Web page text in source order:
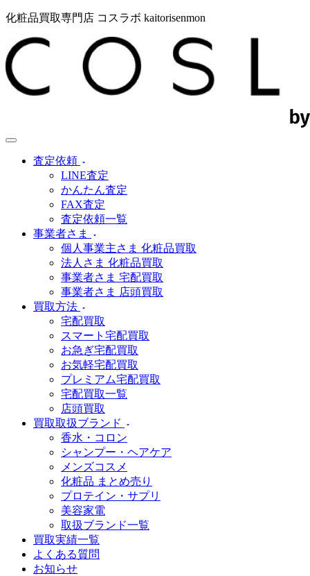
化粧品買取専門店 コスラボ kaitorisenmon
査定依頼
LINE査定
かんたん査定
FAX査定
査定依頼一覧
事業者さま
個人事業主さま 化粧品買取
法人さま 化粧品買取
事業者さま 宅配買取
事業者さま 店頭買取
買取方法
宅配買取
スマート宅配買取
お急ぎ宅配買取
お気軽宅配買取
プレミアム宅配買取
宅配買取一覧
店頭買取
買取取扱ブランド
香水・コロン
シャンプー・ヘアケア
メンズコスメ
化粧品 まとめ売り
プロテイン・サプリ
美容家電
取扱ブランド一覧
買取実績一覧
よくある質問
お知らせ